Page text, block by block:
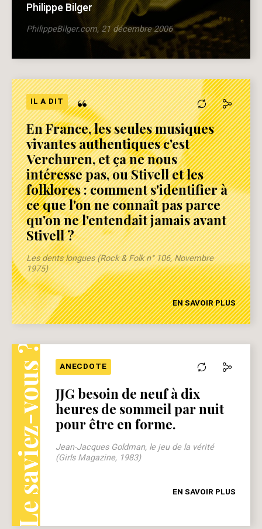
Philippe Bilger
PhilippeBilger.com, 21 décembre 2006
IL A DIT “
En France, les seules musiques
vivantes authentiques c'est
Verchuren, et ça ne nous
intéresse pas, ou Stivell et les
folklores : comment s'identifier à
ce que l'on ne connaît pas parce
qu'on ne l'entendait jamais avant
Stivell ?
Les dents longues (Rock & Folk n° 106, Novembre
1975)
EN SAVOIR PLUS
Le saviez-vous ? ANECDOTE
JJG besoin de neuf à dix
heures de sommeil par nuit
pour être en forme.
Jean-Jacques Goldman, le jeu de la vérité
(Girls Magazine, 1983)
EN SAVOIR PLUS